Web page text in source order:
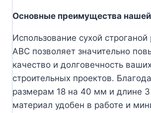
Основные преимущества нашей
Использование сухой строганой
АВС позволяет значительно
качество и долговечность
строительных проектов.
размерам 18 на 40 мм и длине
материал удобен в работе и